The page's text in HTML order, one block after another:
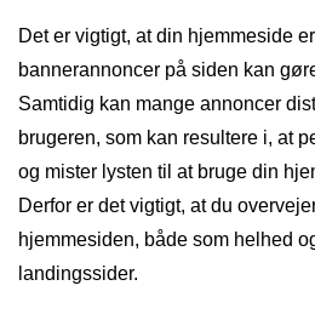
Det er vigtigt, at din hjemmeside
bannerannoncer på siden kan
Samtidig kan mange annoncer
brugeren, som kan resultere i, at
og mister lysten til at bruge din
Derfor er det vigtigt, at du
hjemmesiden, både som helhed
landingssider.